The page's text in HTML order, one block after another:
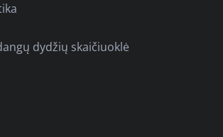
dydžių skaičiuoklė